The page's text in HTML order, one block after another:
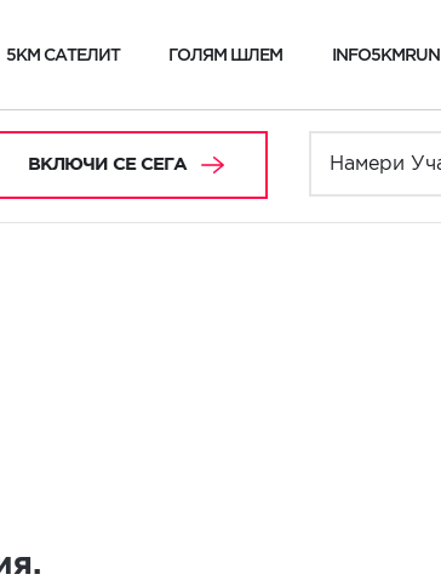
5KM САТЕЛИТ ГОЛЯМ ШЛЕМ INFO5KMRUN
ВКЛЮЧИ СЕ СЕГА